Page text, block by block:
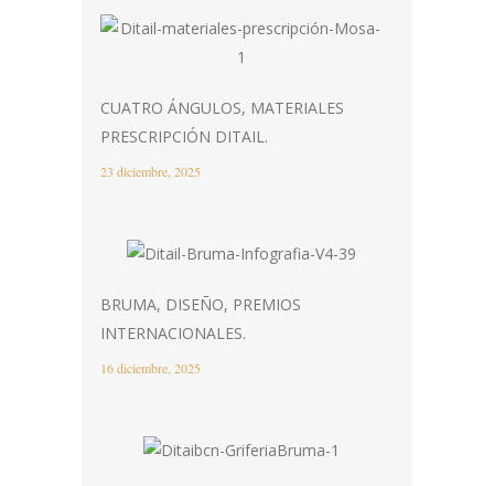
CUATRO ÁNGULOS, MATERIALES
PRESCRIPCIÓN DITAIL.
23 diciembre, 2025
BRUMA, DISEÑO, PREMIOS
INTERNACIONALES.
16 diciembre, 2025